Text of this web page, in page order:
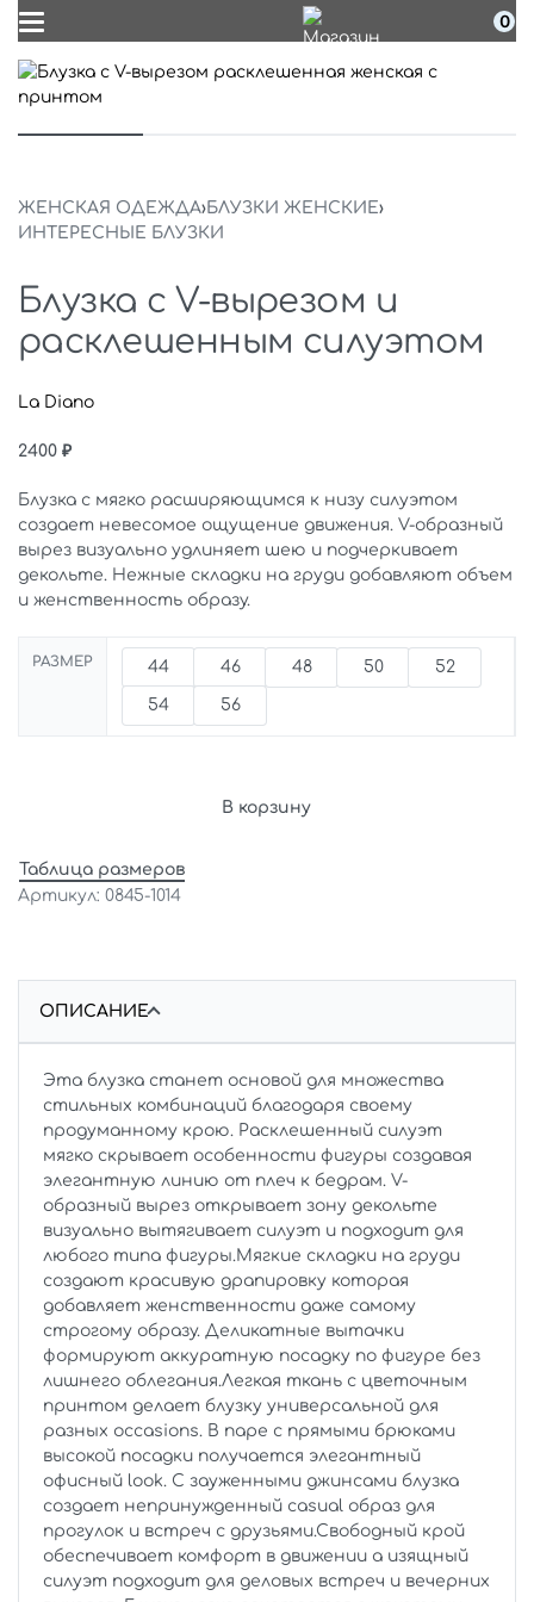
0
ЖЕНСКАЯ ОДЕЖДА›БЛУЗКИ ЖЕНСКИЕ›
ИНТЕРЕСНЫЕ БЛУЗКИ
Блузка с V-вырезом и
расклешенным силуэтом
La Diano
2400 ₽
Блузка с мягко расширяющимся к низу силуэтом
создает невесомое ощущение движения. V-образный
вырез визуально удлиняет шею и подчеркивает
декольте. Нежные складки на груди добавляют объем
и женственность образу.
РАЗМЕР 44 46 48 50 52
54 56
В корзину
Таблица размеров
0845-1014
ОПИСАНИЕ
Эта блузка станет основой для множества
стильных комбинаций благодаря своему
продуманному крою. Расклешенный силуэт
мягко скрывает особенности фигуры создавая
элегантную линию от плеч к бедрам. V-
образный вырез открывает зону декольте
визуально вытягивает силуэт и подходит для
любого типа фигуры.Мягкие складки на груди
создают красивую драпировку которая
добавляет женственности даже самому
строгому образу. Деликатные вытачки
формируют аккуратную посадку по фигуре без
лишнего облегания.Легкая ткань с цветочным
принтом делает блузку универсальной для
разных occasions. В паре с прямыми брюками
высокой посадки получается элегантный
офисный look. С зауженными джинсами блузка
создает непринужденный casual образ для
прогулок и встреч с друзьями.Свободный крой
обеспечивает комфорт в движении а изящный
силуэт подходит для деловых встреч и вечерних